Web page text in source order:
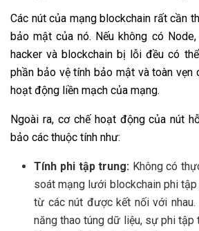
Các nút của mạng blockchain rất cần
bảo mật của nó. Nếu không có
hacker và blockchain bị lỗi đều có
phần bảo vệ tính bảo mật và toàn vẹn
hoạt động liền mạch của mạng.
Ngoài ra, cơ chế hoạt động của nút
bảo các thuộc tính như:
Tính phi tập trung: Không có
soát mạng lưới blockchain phi
từ các nút được kết nối với nhau.
năng thao túng dữ liệu, sự phi tập